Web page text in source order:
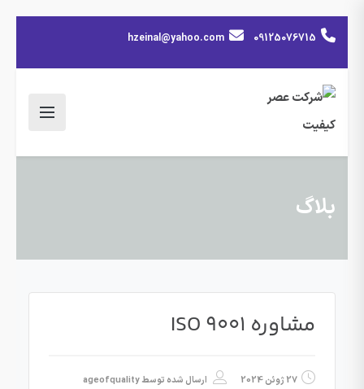
09125076715
hzeinal@yahoo.com
بلاگ
مشاوره ISO 9001
27 ژوئن 2024 ارسال شده توسطageofquality